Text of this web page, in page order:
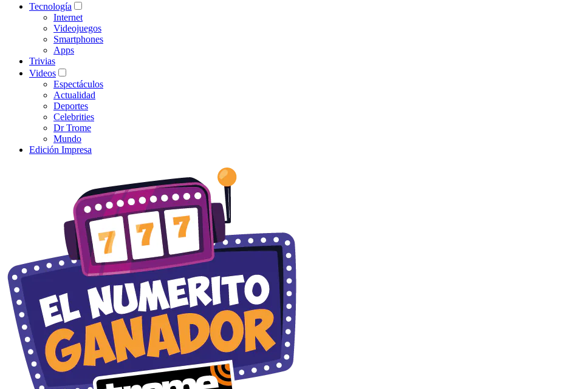
Tecnología
Internet
Videojuegos
Smartphones
Apps
Trivias
Videos
Espectáculos
Actualidad
Deportes
Celebrities
Dr Trome
Mundo
Edición Impresa